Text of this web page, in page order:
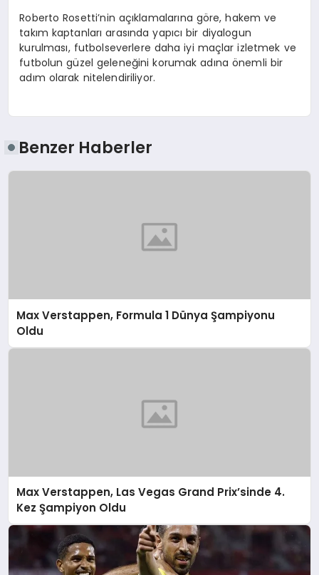
Roberto Rosetti’nin açıklamalarına göre, hakem ve
takım kaptanları arasında yapıcı bir diyalogun
kurulması, futbolseverlere daha iyi maçlar izletmek ve
futbolun güzel geleneğini korumak adına önemli bir
adım olarak nitelendiriliyor.
Benzer Haberler
Max Verstappen, Formula 1 Dünya Şampiyonu
Oldu
Max Verstappen, Las Vegas Grand Prix’sinde 4.
Kez Şampiyon Oldu